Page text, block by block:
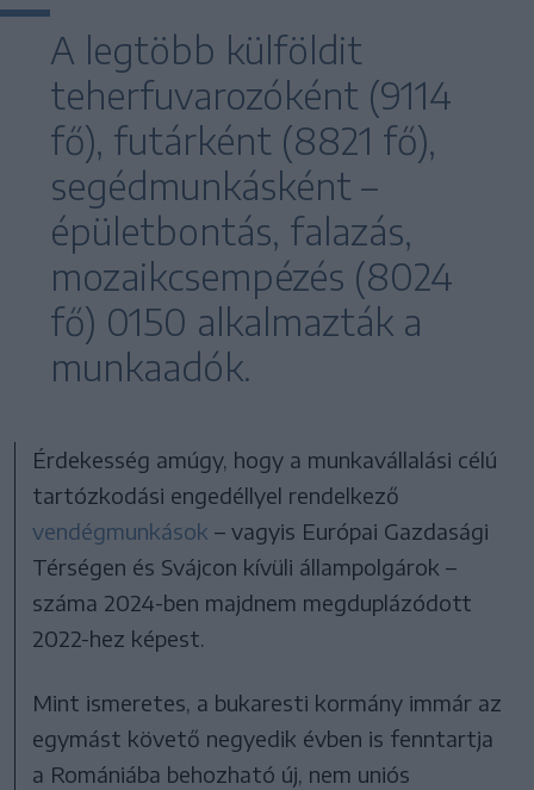
A legtöbb külföldit
teherfuvarozóként (9114
fő), futárként (8821 fő),
segédmunkásként –
épületbontás, falazás,
mozaikcsempézés (8024
fő) 0150 alkalmazták a
munkaadók.
Érdekesség amúgy, hogy a munkavállalási célú
tartózkodási engedéllyel rendelkező
vendégmunkások – vagyis Európai Gazdasági
Térségen és Svájcon kívüli állampolgárok –
száma 2024-ben majdnem megduplázódott
2022-hez képest.
Mint ismeretes, a bukaresti kormány immár az
egymást követő negyedik évben is fenntartja
a Romániába behozható új, nem uniós